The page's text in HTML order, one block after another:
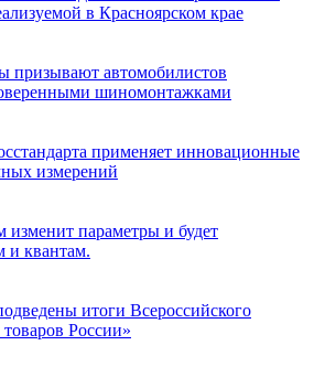
в Красноярском крае
призывают автомобилистов
шиномонтажками
применяет инновационные
измерений
изменит параметры и будет
и квантам.
итоги Всероссийского
России»